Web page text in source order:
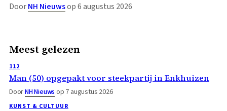
DoorNH Nieuwsop 6 augustus 2026
Meest gelezen
112
Man (50) opgepakt voor steekpartij in Enkhuizen
DoorNH Nieuws op 7 augustus 2026
KUNST & CULTUUR